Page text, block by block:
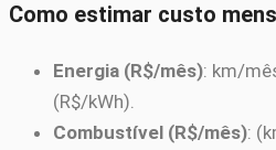
Como estimar custo
Energia (R$/mês): km/
(R$/kWh).
Combustível (R$/mês):